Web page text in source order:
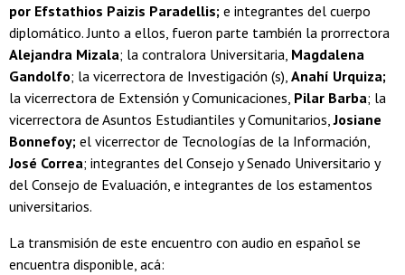
por Efstathios Paizis Paradellis; e integrantes del cuerpo
diplomático. Junto a ellos, fueron parte también la prorrectora
Alejandra Mizala; la contralora Universitaria, Magdalena
Gandolfo; la vicerrectora de Investigación (s), Anahí Urquiza;
la vicerrectora de Extensión y Comunicaciones, Pilar Barba; la
vicerrectora de Asuntos Estudiantiles y Comunitarios,Josiane
Bonnefoy; el vicerrector de Tecnologías de la Información,
José Correa; integrantes del Consejo y Senado Universitario y
del Consejo de Evaluación, e integrantes de los estamentos
universitarios.
La transmisión de este encuentro con audio en español se
encuentra disponible, acá: